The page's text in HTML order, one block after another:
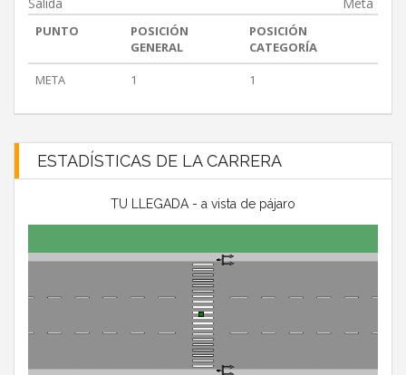
Salida Meta
PUNTO
POSICIÓN
GENERAL
POSICIÓN
CATEGORÍA
META
1 1
ESTADÍSTICAS DE LA CARRERA
TU LLEGADA - a vista de pájaro